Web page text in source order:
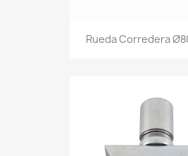
Rueda Corredera